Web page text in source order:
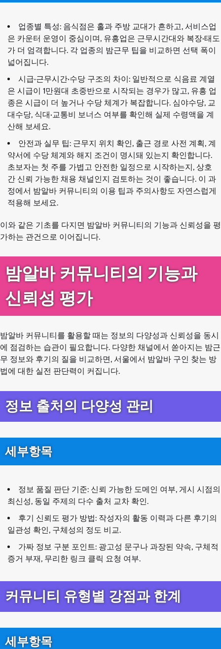
업종별 특성: 음식점은 홀과 주방 교대가 흔하고, 서비스업
은 카운터 운영이 중심이며, 유흥업은 근무시간대와 복장·태도
가 더 엄격합니다. 각 업종의 밤근무 팁을 비교하면 선택 폭이
넓어집니다.
시급·근무시간·수당 구조의 차이: 일반적으로 식음료 계열
은 시급이 1만원대 초중반으로 시작되는 경우가 많고, 유흥 업
종은 시급이 더 높거나 수당 체계가 복잡합니다. 심야수당, 교
대수당, 식대·교통비 보너스 여부를 확인해 실제 수령액을 계
산해 보세요.
안전과 실무 팁: 근무지 위치 확인, 출근 경로 사전 계획, 계
약서에 수당 체계와 해지 조건이 명시돼 있는지 확인합니다.
초보자는 첫 주를 가볍고 안전한 일정으로 시작하는지, 상호
간 신뢰 가능한 채용 채널인지 검토하는 것이 좋습니다. 이 과
정에서 밤알바 커뮤니티의 이용 팁과 주의사항도 자연스럽게
적용해 보세요.
이와 같은 기초를 다지면 밤알바 커뮤니티의 기능과 신뢰성을 평
가하는 관건으로 이어집니다.
밤알바 커뮤니티의 기능과
신뢰성 평가
밤알바 커뮤니티를 활용할 때는 정보의 다양성과 신뢰성을 동시
에 점검하는 습관이 필요합니다. 다양한 채널에서 쏟아지는 밤근
무 정보와 후기의 질을 비교하면, 서울에서 밤알바 구인 찾는 방
법에 대한 실전 판단력이 커집니다.
정보 출처의 다양성 관리
세부항목
정보 품질 판단 기준: 신뢰 가능한 도메인 여부, 게시 시점의
최신성, 동일 주제의 다수 출처 교차 확인.
후기 신뢰도 평가 방법: 작성자의 활동 이력과 다른 후기의
일관성 확인, 구체성의 정도 비교.
가짜 정보 구분 포인트: 광고성 문구나 과장된 약속, 구체적
증거 부재, 무리한 링크 클릭 요청 여부.
커뮤니티 유형별 강점과 한계
세부항목